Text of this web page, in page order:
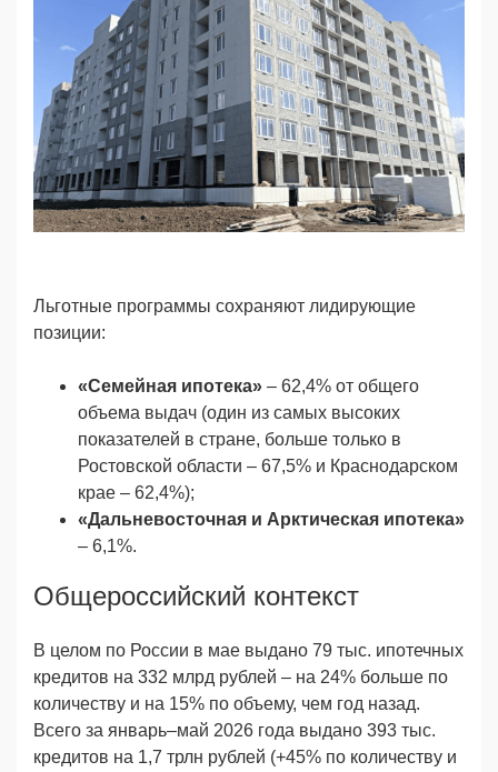
Льготные программы сохраняют лидирующие
позиции:
«Семейная ипотека» – 62,4% от общего
объема выдач (один из самых высоких
показателей в стране, больше только в
Ростовской области – 67,5% и Краснодарском
крае – 62,4%);
«Дальневосточная и Арктическая ипотека»
– 6,1%.
Общероссийский контекст
В целом по России в мае выдано 79 тыс. ипотечных
кредитов на 332 млрд рублей – на 24% больше по
количеству и на 15% по объему, чем год назад.
Всего за январь–май 2026 года выдано 393 тыс.
кредитов на 1,7 трлн рублей (+45% по количеству и